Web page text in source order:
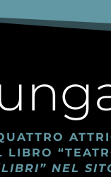
LIBRO
NEL